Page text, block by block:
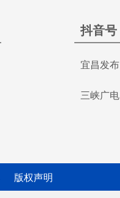
抖音号
宜昌发布
三峡广电
版权声明